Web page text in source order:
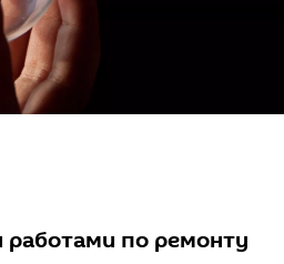
по ремонту